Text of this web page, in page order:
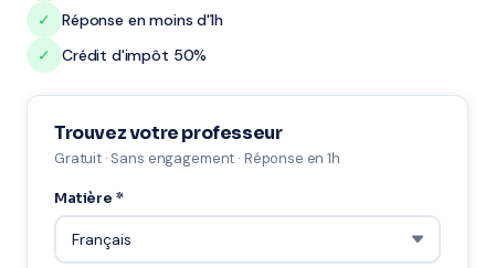
✓
Réponse en moins d'1h
✓
Crédit d'impôt 50%
Trouvez votre professeur
Gratuit · Sans engagement · Réponse en 1h
Matière *